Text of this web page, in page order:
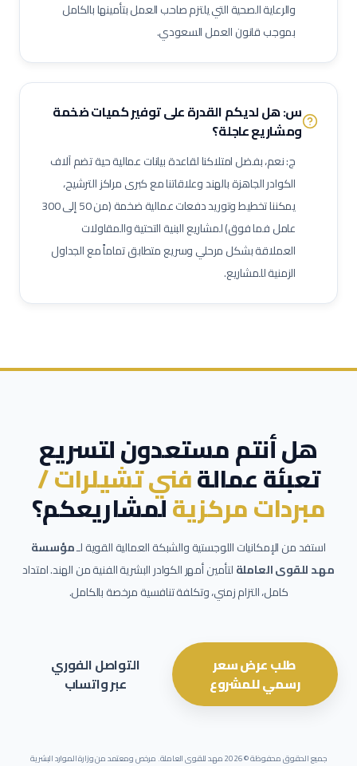
منسق تصاريح عمل
مشرف إنتاج
مشرف صيانة (نفط وغاز)
مهندس أنابيب
مهندس ميكانيك (نفط وغاز)
مهندس أجهزة دقيقة
فني صمامات
فني اختبار هيدروليكي
مشغل اختبارات أحمال
فني وصول بالحبال (Rope Access)
مهندس تشغيل وتدشين
كبير مهندسين بحريين
بحار مؤهل
مدير مشاريع
مهندس موقع
حاسب كميات
طاهي / شيف محترف
مقدم طعام / ويتر
مشرف خدمات غرف
عامل نظافة تجارية عامل تعبئة وتغليف
والرعاية الصحية التي يلتزم صاحب العمل بتأمينها بالكامل
بموجب قانون العمل السعودي.
س: هل لديكم القدرة على توفير كميات ضخمة
ومشاريع عاجلة؟
ج: نعم، بفضل امتلاكنا لقاعدة بيانات عمالية حية تضم آلاف
الكوادر الجاهزة بالهند وعلاقاتنا مع كبرى مراكز الترشيح،
يمكننا تخطيط وتوريد دفعات عمالية ضخمة (من 50 إلى 300
عامل فما فوق) لمشاريع البنية التحتية والمقاولات
العملاقة بشكل مرحلي وسريع متطابق تماماً مع الجداول
الزمنية للمشاريع.
هل أنتم مستعدون لتسريع
تعبئة عمالةفني تشيلرات /
مبردات مركزيةلمشاريعكم؟
استفد من الإمكانيات اللوجستية والشبكة العمالية القوية لـمؤسسة
مهد للقوى العاملةلتأمين أمهر الكوادر البشرية الفنية من الهند. امتداد
كامل، التزام زمني، وتكلفة تنافسية مرخصة بالكامل.
طلب عرض سعر
رسمي للمشروع
التواصل الفوري
عبر واتساب
جميع الحقوق محفوظة ©2026مهد للقوى العاملة. مرخص ومعتمد من وزارة الموارد البشرية